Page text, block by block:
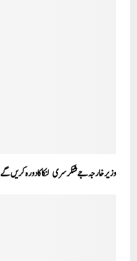
وزیر خارجہ جے شنکر سری لنکا کا دورہ کریں گے